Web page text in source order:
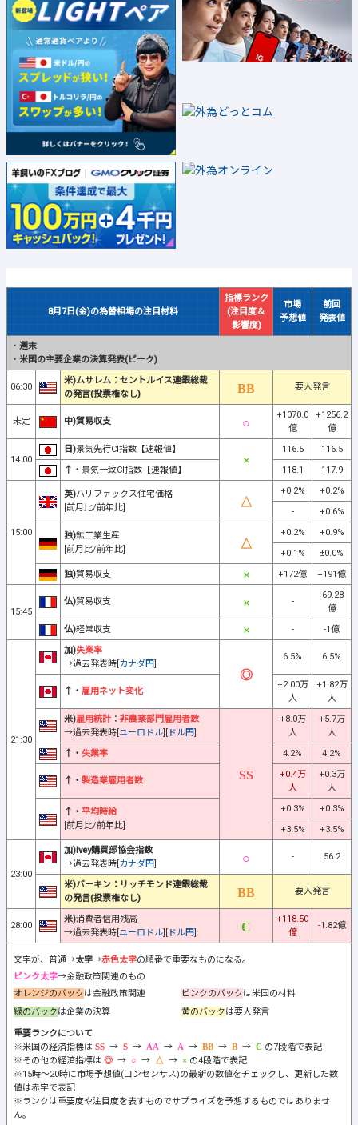
8月7日(金)の為替相場の注目材料
指標ランク
(注目度＆
影響度)
市場
予想値
前回
発表値
・ 週末
・ 米国の主要企業の決算発表(ピーク)
06:30
米)ムサレム：セントルイス連銀総裁
の発言(投票権なし)
要人発言
未定 中)貿易収支
+1070.0
億
+1256.2
億
14:00
日)景気先行CI指数【速報値】 116.5
116.5
↑・ 景気一致CI指数【速報値】 118.1 117.9
15:00
英)ハリファックス住宅価格
[前月比/前年比]
+0.2%
+0.2%
-
+0.6%
独)鉱工業生産
[前月比/前年比]
+0.2%
+0.9%
+0.1%
±0.0%
独)貿易収支 +172億 +191億
15:45
仏)貿易収支 -
-69.28
億
仏)経常収支 - -1億
21:30
加)失業率
→過去発表時[カナダ円]
6.5% 6.5%
↑・ 雇用ネット変化
+2.00万
人
+1.82万
人
米)雇用統計 ： 非農業部門雇用者数
→過去発表時[ユーロドル][ ドル円]
+8.0万
人
+5.7万
人
↑・ 失業率 4.2% 4.2%
↑・ 製造業雇用者数
+0.4万
人
+0.3万
人
↑・ 平均時給
[前月比/前年比]
+0.3%
+0.3%
+3.5%
+3.5%
23:00
加)Ivey購買部協会指数
→過去発表時[カナダ円]
- 56.2
米)バーキン：リッチモンド連銀総裁
の発言(投票権なし)
要人発言
28:00
米)消費者信用残高
→過去発表時[ユーロドル][ ドル円]
+118.50
億
-1.82億
文字が、普通→太字→赤色太字の順番で重要なものになる。
ピンク太字→金融政策関連のもの
オレンジのバックは金融政策関連 ピンクのバックは米国の材料
緑のバックは企業の決算 黄のバックは要人発言
重要ランクについて
※米国の経済指標は
→ → → → → →
の7段階で表記
※その他の経済指標は
→ → →
の4段階で表記
※15時～20時に市場予想値(コンセンサス)の最新の数値をチェックし、更新した数
値は赤字で表記
※ランクは重要度や注目度を表すものでサプライズを予想するものではありませ
ん。